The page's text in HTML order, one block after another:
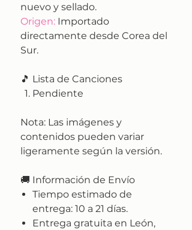
nuevo y sellado.
Origen: Importado
directamente desde Corea del
Sur.
🎵 Lista de Canciones
Pendiente
Nota: Las imágenes y
contenidos pueden variar
ligeramente según la versión.
🚚 Información de Envío
Tiempo estimado de
entrega: 10 a 21 días.
Entrega gratuita en León,